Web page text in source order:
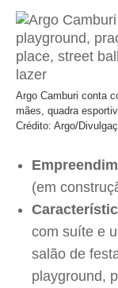
Argo Camburi conta
mães, quadra
Crédito: Argo/
(em
com suíte e
salão de
playground,